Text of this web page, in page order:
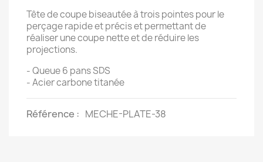
Tête de coupe biseautée à trois pointes pour le
perçage rapide et précis et permettant de
réaliser une coupe nette et de réduire les
projections.
- Queue 6 pans SDS
- Acier carbone titanée
Référence MECHE-PLATE-38